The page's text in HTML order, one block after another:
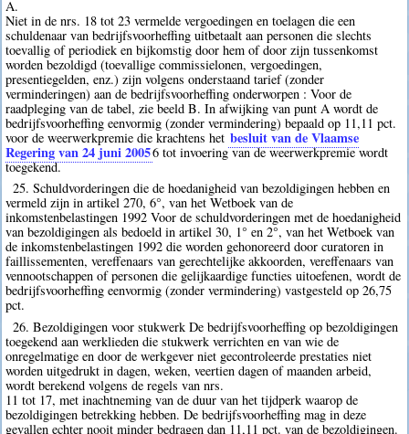
A.
Niet in de nrs. 18 tot 23 vermelde vergoedingen en toelagen die een
schuldenaar van bedrijfsvoorheffing uitbetaalt aan personen die slechts
toevallig of periodiek en bijkomstig door hem of door zijn tussenkomst
worden bezoldigd (toevallige commissielonen, vergoedingen,
presentiegelden, enz.) zijn volgens onderstaand tarief (zonder
verminderingen) aan de bedrijfsvoorheffing onderworpen : Voor de
raadpleging van de tabel, zie beeld B. In afwijking van punt A wordt de
bedrijfsvoorheffing eenvormig (zonder vermindering) bepaald op 11,11 pct.
voor de weerwerkpremie die krachtens het besluit van de Vlaamse
Regering van 24 juni 20056 tot invoering van de weerwerkpremie wordt
toegekend.
25. Schuldvorderingen die de hoedanigheid van bezoldigingen hebben en
vermeld zijn in artikel 270, 6°, van het Wetboek van de
inkomstenbelastingen 1992 Voor de schuldvorderingen met de hoedanigheid
van bezoldigingen als bedoeld in artikel 30, 1° en 2°, van het Wetboek van
de inkomstenbelastingen 1992 die worden gehonoreerd door curatoren in
faillissementen, vereffenaars van gerechtelijke akkoorden, vereffenaars van
vennootschappen of personen die gelijkaardige functies uitoefenen, wordt de
bedrijfsvoorheffing eenvormig (zonder vermindering) vastgesteld op 26,75
pct.
26. Bezoldigingen voor stukwerk De bedrijfsvoorheffing op bezoldigingen
toegekend aan werklieden die stukwerk verrichten en van wie de
onregelmatige en door de werkgever niet gecontroleerde prestaties niet
worden uitgedrukt in dagen, weken, veertien dagen of maanden arbeid,
wordt berekend volgens de regels van nrs.
11 tot 17, met inachtneming van de duur van het tijdperk waarop de
bezoldigingen betrekking hebben. De bedrijfsvoorheffing mag in deze
gevallen echter nooit minder bedragen dan 11,11 pct. van de bezoldigingen.